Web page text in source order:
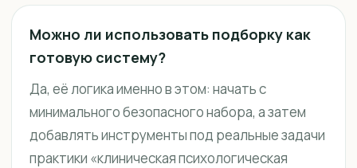
Можно ли использовать подборку как
готовую систему?
Да, её логика именно в этом: начать с
минимального безопасного набора, а затем
добавлять инструменты под реальные задачи
практики «клиническая психологическая